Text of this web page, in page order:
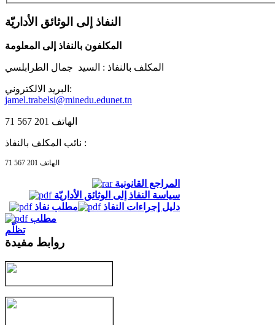
النفاذ إلى الوثائق الأداريّة
المكلفون بالنفاذ إلى المعلومة
المكلف بالنفاذ : السيد جمال الطرابلسي
البريد الالكتروني:
jamel.trabelsi@minedu.edunet.tn
نائب المكلف بالنفاذ :
المراجع القانونية
سياسة النفاذ إلى الوثائق الأداريّة
دليل إجراءات النفاذ
مطلب نفاذ
مطلب
تظلّم
روابط مفيدة